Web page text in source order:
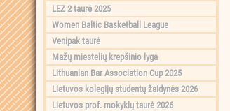
LEZ 2 taurė 2025
Women Baltic Basketball League
Venipak taurė
Mažų miestelių krepšinio lyga
Lithuanian Bar Association Cup 2025
Lietuvos kolegijų studentų žaidynės 2026
Lietuvos prof. mokyklų taurė 2026